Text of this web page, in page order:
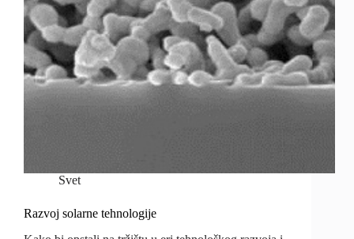
Svet
Razvoj solarne tehnologije